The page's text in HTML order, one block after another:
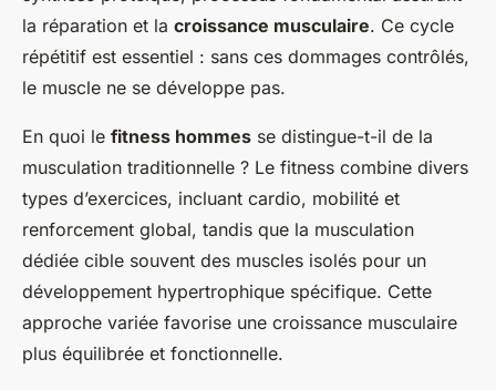
la réparation et la croissance musculaire. Ce cycle
répétitif est essentiel : sans ces dommages contrôlés,
le muscle ne se développe pas.
En quoi le fitness hommes se distingue-t-il de la
musculation traditionnelle ? Le fitness combine divers
types d’exercices, incluant cardio, mobilité et
renforcement global, tandis que la musculation
dédiée cible souvent des muscles isolés pour un
développement hypertrophique spécifique. Cette
approche variée favorise une croissance musculaire
plus équilibrée et fonctionnelle.